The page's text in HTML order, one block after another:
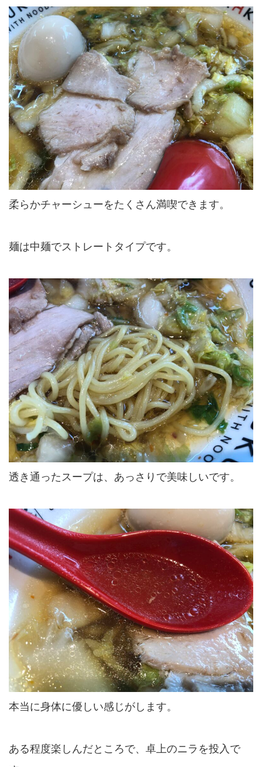
柔らかチャーシューをたくさん満喫できます。
麺は中麺でストレートタイプです。
透き通ったスープは、あっさりで美味しいです。
本当に身体に優しい感じがします。
ある程度楽しんだところで、卓上のニラを投入で